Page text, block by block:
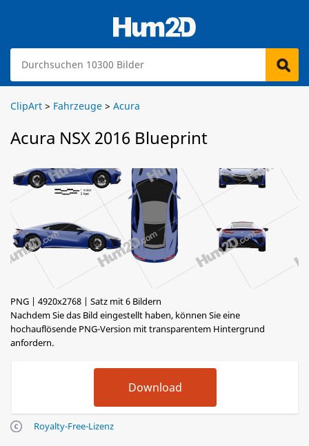
ClipArt > Fahrzeuge > Acura
Acura NSX 2016 Blueprint
PNG | 4920x2768 | Satz mit 6 Bildern
Nachdem Sie das Bild eingestellt haben, können Sie eine
hochauflösende PNG-Version mit transparentem Hintergrund
anfordern.
Royalty-Free-Lizenz